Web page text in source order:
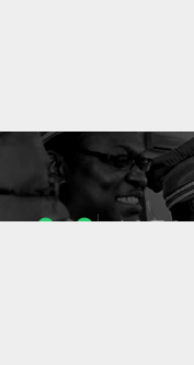
1053